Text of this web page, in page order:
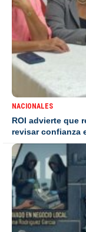
NACIONALES
ROI advierte que
revisar confianza